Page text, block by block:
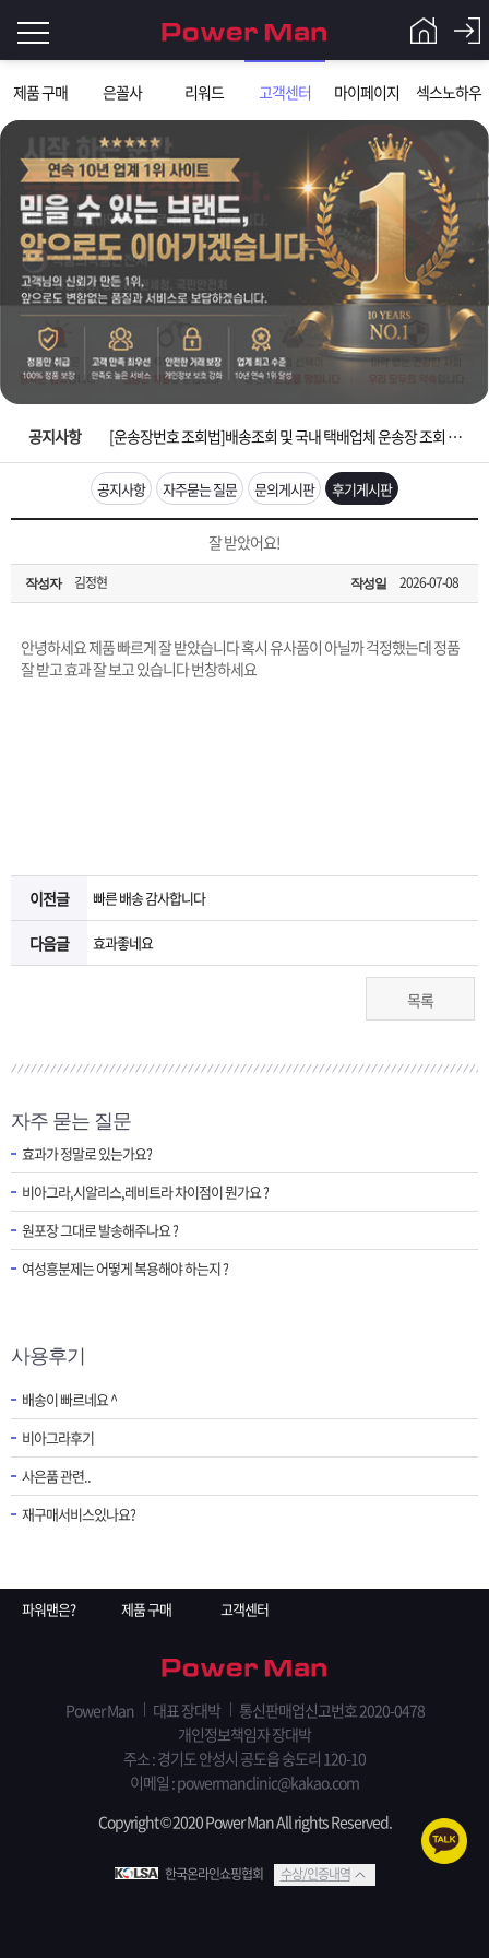
제품 구매 은꼴사 리워드 고객센터 마이페이지 섹스노하우
그
인
이
필
요
니
로
Q&A
파
워
맨
제
품
은
노
하
객
센
마
이
주
공지사항
입금확인이 안되는 상황을 대비해 꼭 입금후 고객센터 연락바랍니다.
[2026구정 연휴]설 연휴 배송 및 휴무 안내
[운송장번호 조회법]배송조회 및 국내 택배업체 운송장 조회 하는법
[ios앱 오픈]아이폰 고객 앱설치 가능합니다.
[무인택배함 이용 안내] 집 밖에 주소로 택배 받기
입금확인이 안되는 상황을 대비해 꼭 입금후 고객센터 연락바랍니다.
[2026구정 연휴]설 연휴 배송 및 휴무 안내
공지사항 자주묻는 질문 문의게시판 후기게시판
잘 받았어요!
작성자 김정현 작성일 2026-07-08
안녕하세요 제품 빠르게 잘 받았습니다 혹시 유사품이 아닐까 걱정했는데 정품
잘 받고 효과 잘 보고 있습니다 번창하세요
이전글 빠른 배송 감사합니다
다음글 효과좋네요
목록
자주 묻는 질문
효과가 정말로 있는가요?
비아그라,시알리스,레비트라 차이점이 뭔가요 ?
원포장 그대로 발송해주나요 ?
여성흥분제는 어떻게 복용해야 하는지 ?
사용후기
배송이 빠르네요 ^
비아그라후기
사은품 관련..
재구매서비스있나요?
파워맨은? 제품 구매 고객센터
Power Man 대표 장대박
통신판매업신고번호 2020-0478
개인정보책임자 장대박
주소 : 경기도 안성시 공도읍 숭도리 120-10
이메일 : powermanclinic@kakao.com
Copyright © 2020 Power Man All rights Reserved.
한국온라인쇼핑협회 수상/인증내역